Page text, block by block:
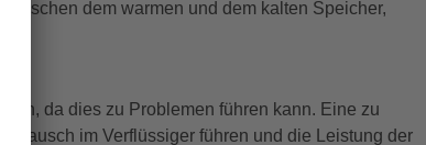
dem warmen und dem kalten Speicher,
da dies zu Problemen führen kann. Eine zu
im Verflüssiger führen und die Leistung der